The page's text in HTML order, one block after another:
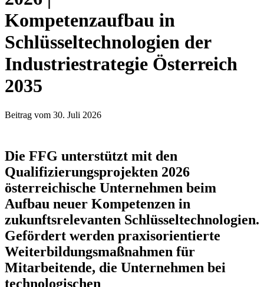
Kompetenzaufbau in
Schlüsseltechnologien der
Industriestrategie Österreich
2035
Beitrag vom 30. Juli 2026
Die FFG unterstützt mit den
Qualifizierungsprojekten 2026
österreichische Unternehmen beim
Aufbau neuer Kompetenzen in
zukunftsrelevanten Schlüsseltechnologien.
Gefördert werden praxisorientierte
Weiterbildungsmaßnahmen für
Mitarbeitende, die Unternehmen bei
technologischen